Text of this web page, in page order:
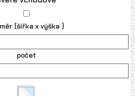
(šířka x výška )
počet